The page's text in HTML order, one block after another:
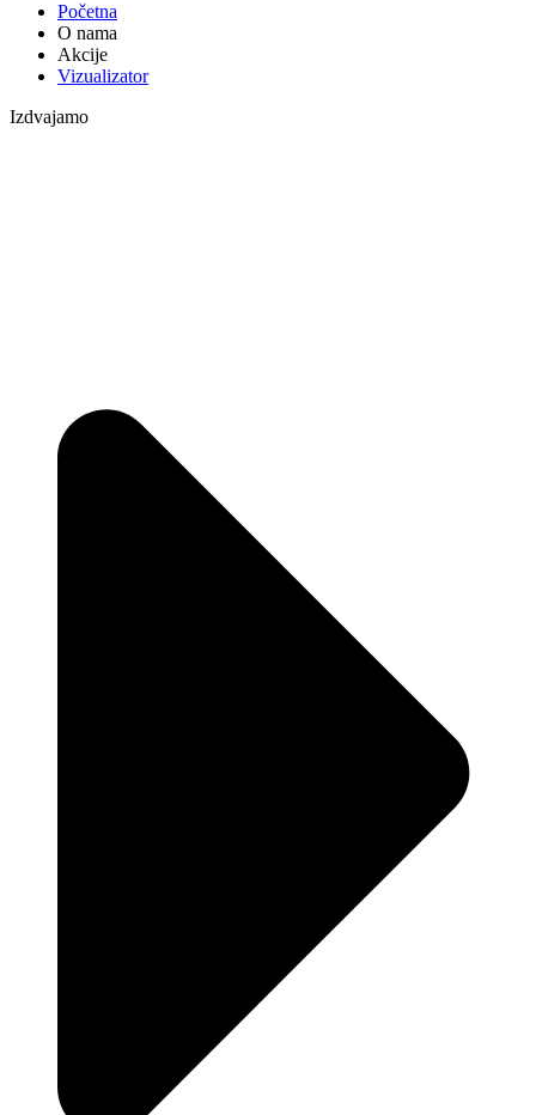
Početna
O nama
Akcije
Vizualizator
Izdvajamo